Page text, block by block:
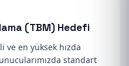
(TBM) Hedefi
ve en yüksek hızda
standart